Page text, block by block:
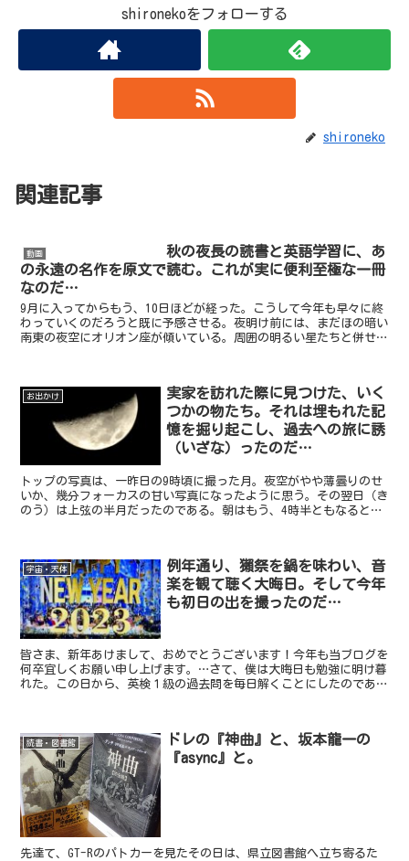
shironekoをフォローする
shironeko
関連記事
動画
秋の夜長の読書と英語学習に、あ
の永遠の名作を原文で読む。これが実に便利至極な一冊
なのだ…
9月に入ってからもう、10日ほどが経った。こうして今年も早々に終
わっていくのだろうと既に予感させる。夜明け前には、まだほの暗い
南東の夜空にオリオン座が傾いている。周囲の明るい星たちと併せ
お出かけ
実家を訪れた際に見つけた、いく
つかの物たち。それは埋もれた記
憶を掘り起こし、過去への旅に誘
（いざな）ったのだ…
トップの写真は、一昨日の9時頃に撮った月。夜空がやや薄曇りのせ
いか、幾分フォーカスの甘い写真になったように思う。その翌日（き
のう）は上弦の半月だったのである。朝はもう、4時半ともなると東
宇宙・天体
例年通り、獺祭を鍋を味わい、音
楽を観て聴く大晦日。そして今年
も初日の出を撮ったのだ…
皆さま、新年あけまして、おめでとうございます！今年も当ブログを
何卒宜しくお願い申し上げます。…さて、僕は大晦日も勉強に明け暮
れた。この日から、英検１級の過去問を毎日解くことにしたのであ
読書・図書館
ドレの『神曲』と、坂本龍一の
『async』と。
先達て、GT-Rのパトカーを見たその日は、県立図書館へ立ち寄るた